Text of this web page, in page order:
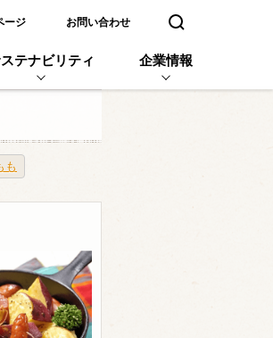
で開く
ージ お問い合わせ 検索窓を開く
テナビリティ 企業情報
も